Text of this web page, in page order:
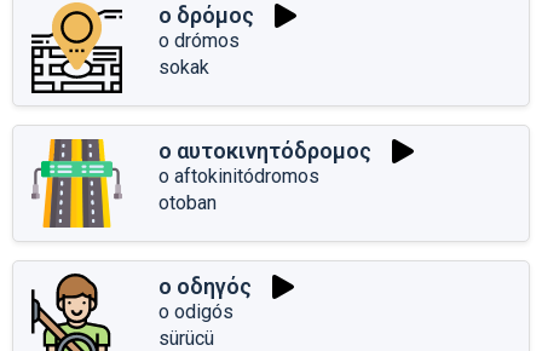
ο δρόμος
o drómos
sokak
ο αυτοκινητόδρομος
o aftokinitódromos
otoban
ο οδηγός
o odigós
sürücü